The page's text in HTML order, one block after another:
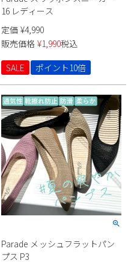
木 金
土
1
6 7
8
13 14
15
20 21
22
28
29
16 レディース
定価 ¥4,990
販売価格 ¥1,990税込
SALE
ポイント10倍
Parade メッシュフラットパン
プス P3